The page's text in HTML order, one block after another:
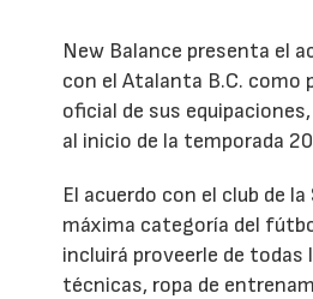
New Balance presenta el
con el Atalanta B.C. como
oficial de sus
al inicio de la temporada
El acuerdo con el club de la
máxima categoría del
incluirá proveerle de todas
técnicas, ropa de